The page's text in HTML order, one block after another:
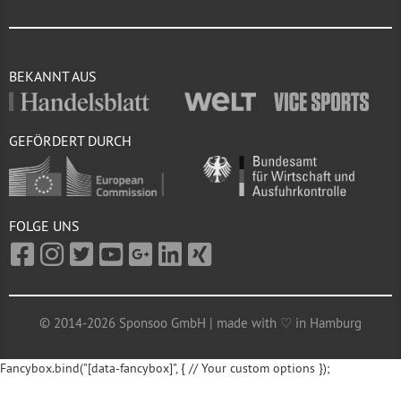
BEKANNT AUS
GEFÖRDERT DURCH
FOLGE UNS
© 2014-2026 Sponsoo GmbH | made with ♡ in Hamburg
Fancybox.bind("[data-fancybox]", { // Your custom options });